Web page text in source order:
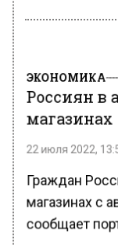
ЭКОНОМИКА
Россиян в
магазинах
22 июля 2022,
Граждан
магазинах с
сообщает